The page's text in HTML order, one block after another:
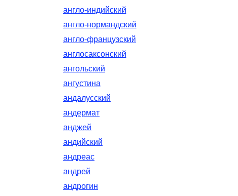
англо-индийский
англо-нормандский
англо-французский
англосаксонский
ангольский
ангустина
андалусский
андермат
анджей
андийский
андреас
андрей
андрогин